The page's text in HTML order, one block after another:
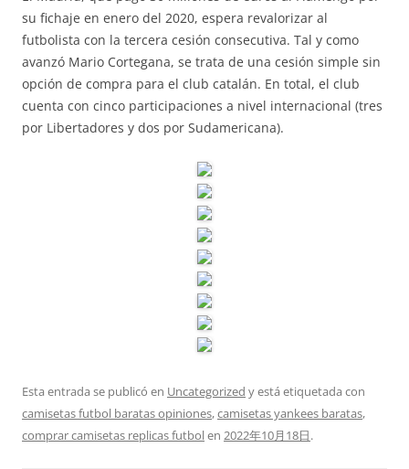
su fichaje en enero del 2020, espera revalorizar al
futbolista con la tercera cesión consecutiva. Tal y como
avanzó Mario Cortegana, se trata de una cesión simple sin
opción de compra para el club catalán. En total, el club
cuenta con cinco participaciones a nivel internacional (tres
por Libertadores y dos por Sudamericana).
Esta entrada se publicó en Uncategorized y está etiquetada con
camisetas futbol baratas opiniones,camisetas yankees baratas,
comprar camisetas replicas futbolen 2022年10月18日.